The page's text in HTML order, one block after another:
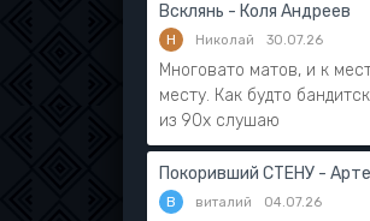
Всклянь - Коля Андреев
Н Николай 30.07.26
Многовато матов, и к
месту. Как будто
из 90х слушаю
В виталий 04.07.26